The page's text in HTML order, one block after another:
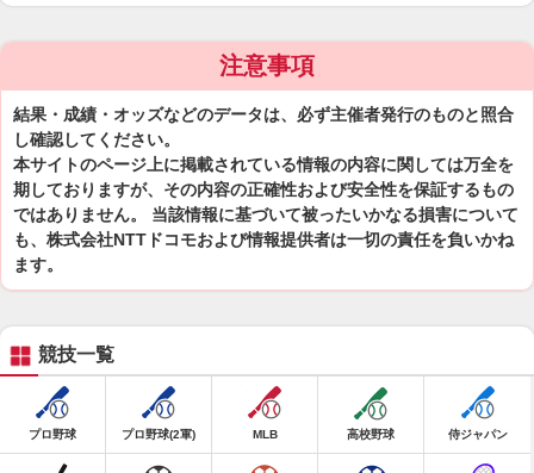
注意事項
結果・成績・オッズなどのデータは、必ず主催者発行のものと照合
し確認してください。
本サイトのページ上に掲載されている情報の内容に関しては万全を
期しておりますが、その内容の正確性および安全性を保証するもの
ではありません。 当該情報に基づいて被ったいかなる損害について
も、株式会社NTTドコモおよび情報提供者は一切の責任を負いかね
ます。
競技一覧
プロ野球 プロ野球(2軍) MLB 高校野球 侍ジャパン